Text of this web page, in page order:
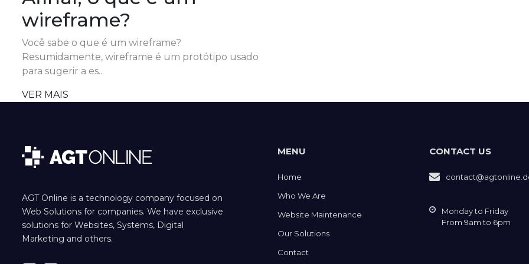
wireframe?
Você sabe o que é um wireframe?
Resumidamente, wireframe é um protótipo usado
para sugerir a es...
VER MAIS
AGT Online is a technology company focused on
Web Solutions for companies. We have exclusive
solutions for Websites, Systems, Digital
Marketing and others.
MENU
Home
Who We Are
Website Maintenance
Our Solutions
Contact
CONTACT US
Monday to Friday
From 9am to 6pm